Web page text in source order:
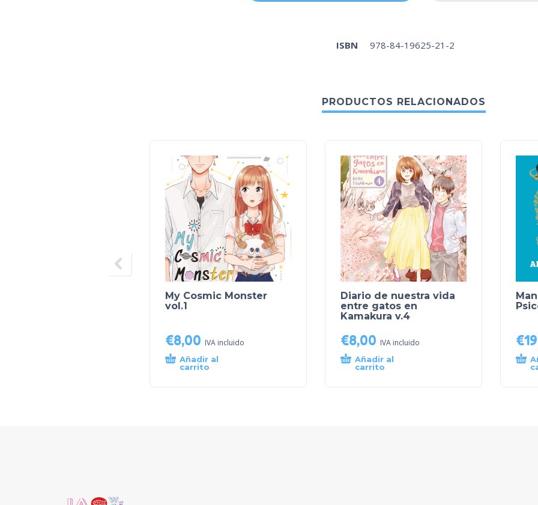
ISBN 978-84-19625-21-2
PRODUCTOS RELACIONADOS
My Cosmic Monster
vol.1
€8,00 IVA incluido
Añadir al
carrito
Diario de nuestra vida
entre gatos en
Kamakura v.4
€8,00 IVA incluido
Añadir al
carrito
€